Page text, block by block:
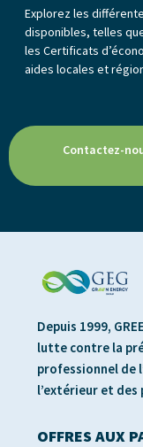
Explorez les
disponibles, telles
les Certificats
aides locales et
Contactez-
Depuis 1999,
lutte contre la
professionnel de
l’extérieur et
OFFRES AUX